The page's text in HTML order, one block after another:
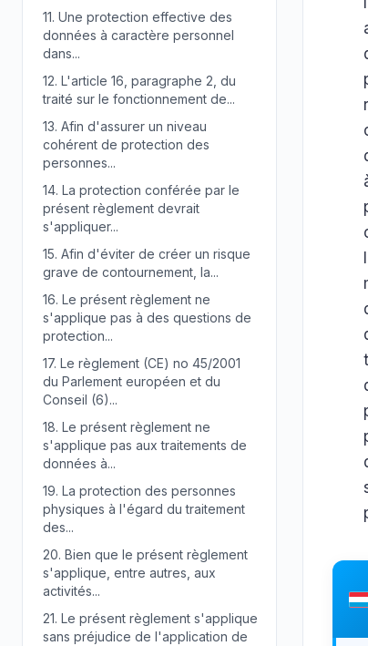
11. Une protection effective des
données à caractère personnel
dans...
12. L'article 16, paragraphe 2, du
traité sur le fonctionnement de...
13. Afin d'assurer un niveau
cohérent de protection des
personnes...
14. La protection conférée par le
présent règlement devrait
s'appliquer...
15. Afin d'éviter de créer un risque
grave de contournement, la...
16. Le présent règlement ne
s'applique pas à des questions de
protection...
17. Le règlement (CE) no 45/2001
du Parlement européen et du
Conseil (6)...
18. Le présent règlement ne
s'applique pas aux traitements de
données à...
19. La protection des personnes
physiques à l'égard du traitement
des...
20. Bien que le présent règlement
s'applique, entre autres, aux
activités...
21. Le présent règlement s'applique
sans préjudice de l'application de